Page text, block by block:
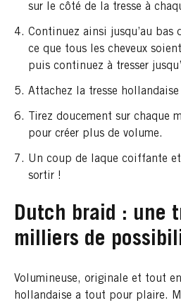
sur le côté de la tresse à
Continuez ainsi jusqu’au bas
ce que tous les cheveux
puis continuez à tresser
Attachez la tresse
Tirez doucement sur chaque
pour créer plus de volume.
Un coup de laque coiffante
sortir !
Dutch braid : une
milliers de
Volumineuse, originale et tout
hollandaise a tout pour plaire.